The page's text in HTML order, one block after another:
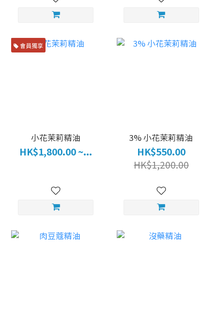
會員獨享
小花茉莉精油
HK$1,800.00 ~...
3% 小花茉莉精油
HK$550.00
HK$1,200.00